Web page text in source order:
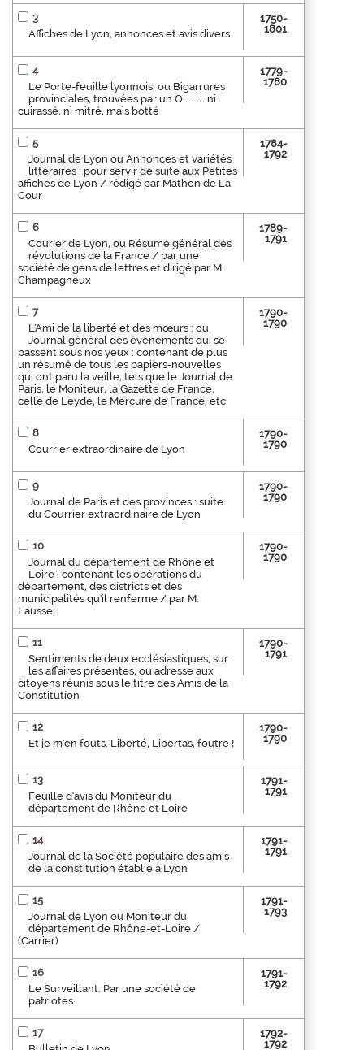
3
Affiches de Lyon, annonces et avis divers
1750-
1801
4
Le Porte-feuille lyonnois, ou Bigarrures
provinciales, trouvées par un Q......... ni
cuirassé, ni mitré, mais botté
1779-
1780
5
Journal de Lyon ou Annonces et variétés
littéraires : pour servir de suite aux Petites
affiches de Lyon / rédigé par Mathon de La
Cour
1784-
1792
6
Courier de Lyon, ou Résumé général des
révolutions de la France / par une
société de gens de lettres et dirigé par M.
Champagneux
1789-
1791
7
L'Ami de la liberté et des mœurs : ou
Journal général des événements qui se
passent sous nos yeux : contenant de plus
un résumé de tous les papiers-nouvelles
qui ont paru la veille, tels que le Journal de
Paris, le Moniteur, la Gazette de France,
celle de Leyde, le Mercure de France, etc.
1790-
1790
8
Courrier extraordinaire de Lyon
1790-
1790
9
Journal de Paris et des provinces : suite
du Courrier extraordinaire de Lyon
1790-
1790
10
Journal du département de Rhône et
Loire : contenant les opérations du
département, des districts et des
municipalités qu'il renferme / par M.
Laussel
1790-
1790
11
Sentiments de deux ecclésiastiques, sur
les affaires présentes, ou adresse aux
citoyens réunis sous le titre des Amis de la
Constitution
1790-
1791
12
Et je m'en fouts. Liberté, Libertas, foutre !
1790-
1790
13
Feuille d'avis du Moniteur du
département de Rhône et Loire
1791-
1791
14
Journal de la Société populaire des amis
de la constitution établie à Lyon
1791-
1791
15
Journal de Lyon ou Moniteur du
département de Rhône-et-Loire /
(Carrier)
1791-
1793
16
Le Surveillant. Par une société de
patriotes.
1791-
1792
17
1792-
1792